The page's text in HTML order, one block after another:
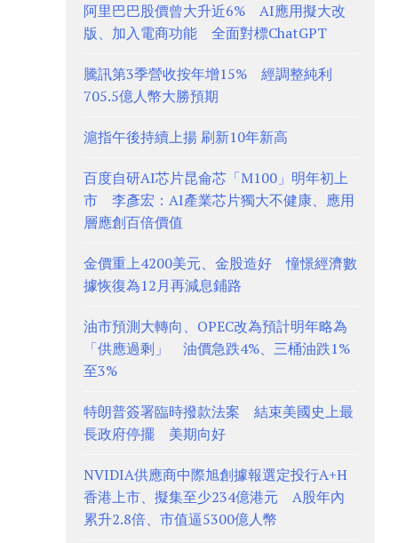
阿里巴巴股價曾大升近6% AI應用擬大改
版、加入電商功能 全面對標ChatGPT
騰訊第3季營收按年增15% 經調整純利
705.5億人幣大勝預期
滬指午後持續上揚 刷新10年新高
百度自研AI芯片昆侖芯「M100」明年初上
市 李彥宏：AI產業芯片獨大不健康、應用
層應創百倍價值
金價重上4200美元、金股造好 憧憬經濟數
據恢復為12月再減息鋪路
油市預測大轉向、OPEC改為預計明年略為
「供應過剩」 油價急跌4%、三桶油跌1%
至3%
特朗普簽署臨時撥款法案 結束美國史上最
長政府停擺 美期向好
NVIDIA供應商中際旭創據報選定投行A+H
香港上市、擬集至少234億港元 A股年內
累升2.8倍、市值逼5300億人幣